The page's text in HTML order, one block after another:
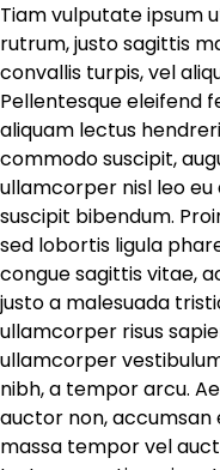
Tiam vulputate ipsum
rutrum, justo sagittis
convallis turpis, vel
Pellentesque eleifend
aliquam lectus
commodo suscipit,
ullamcorper nisl leo eu
suscipit bibendum.
sed lobortis ligula
congue sagittis vitae,
justo a malesuada
ullamcorper risus
ullamcorper
nibh, a tempor arcu.
auctor non, accumsan
massa tempor vel